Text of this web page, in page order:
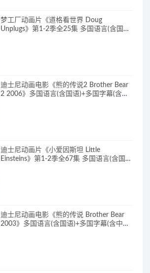
梦工厂动画片《道格看世界 Doug
Unplugs》第1-2季全25集 多国语言(含国
迪士尼动画电影《熊的传说2 Brother Bear
2 2006》多国语言(含国语)+多国字幕(含中
迪士尼动画片《小爱因斯坦 Little
Einsteins》第1-2季全67集 多国语言(含国
迪士尼动画电影《熊的传说 Brother Bear
2003》多国语言(含国语)+多国字幕(含中文)